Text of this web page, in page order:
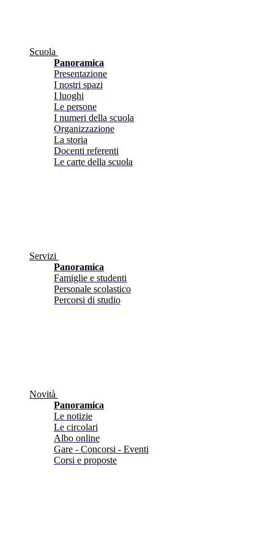
Scuola
Panoramica
Presentazione
I nostri spazi
I luoghi
Le persone
I numeri della scuola
Organizzazione
La storia
Docenti referenti
Le carte della scuola
Servizi
Panoramica
Famiglie e studenti
Personale scolastico
Percorsi di studio
Novità
Panoramica
Le notizie
Le circolari
Albo online
Gare - Concorsi - Eventi
Corsi e proposte